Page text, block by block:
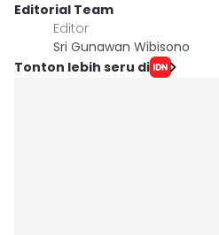
Editorial Team
Editor
Sri Gunawan Wibisono
Tonton lebih seru di